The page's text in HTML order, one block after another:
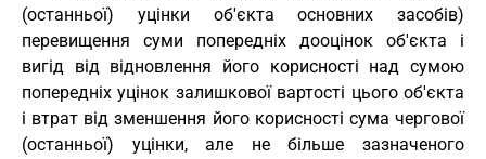
(останньої) уцінки об'єкта основних засобів)
перевищення суми попередніх дооцінок об'єкта і
вигід від відновлення його корисності над сумою
попередніх уцінок залишкової вартості цього об'єкта
і втрат від зменшення його корисності сума чергової
(останньої) уцінки, але не більше зазначеного